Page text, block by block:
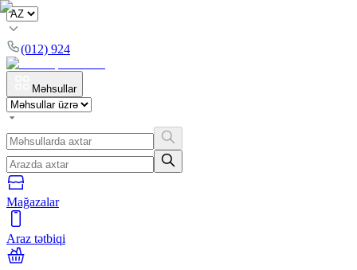
(012) 924
Məhsullar
Mağazalar
Araz tətbiqi